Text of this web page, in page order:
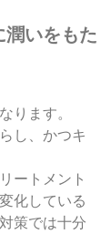
いをもた
ります。
し、かつキ
ートメント
化している
策では十分